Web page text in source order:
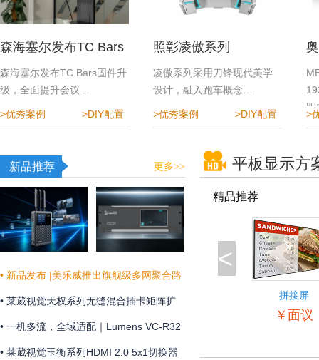
森海塞尔发布TC Bars
固件升级，全面提升会
议体验
森海塞尔发布TC Bars固件升
级，全面提升会议…
>优秀案例 >DIY配置
照彰凌傲系列
凌傲系列采用刀锋现代美学
设计，融入跑车概念…
>优秀案例 >DIY配置 >
新品推荐 更多>>
• 新品发布 |美乐威推出旗舰级多网聚合路
由器Pro Router Max，为关键业务提供更
稳定可靠的网络连接
• 莱葳视觉天权系列无缝混合插卡矩阵扩
展和维护方便
• 一机多流，全域适配｜Lumens VC-R32
摄像机全新上市
• 莱葳视觉玉衡系列HDMI 2.0 5x1切换器
平板显示方
精品推荐
<
拼接屏
￥面议